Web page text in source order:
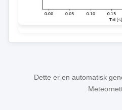
Dette er en automatisk